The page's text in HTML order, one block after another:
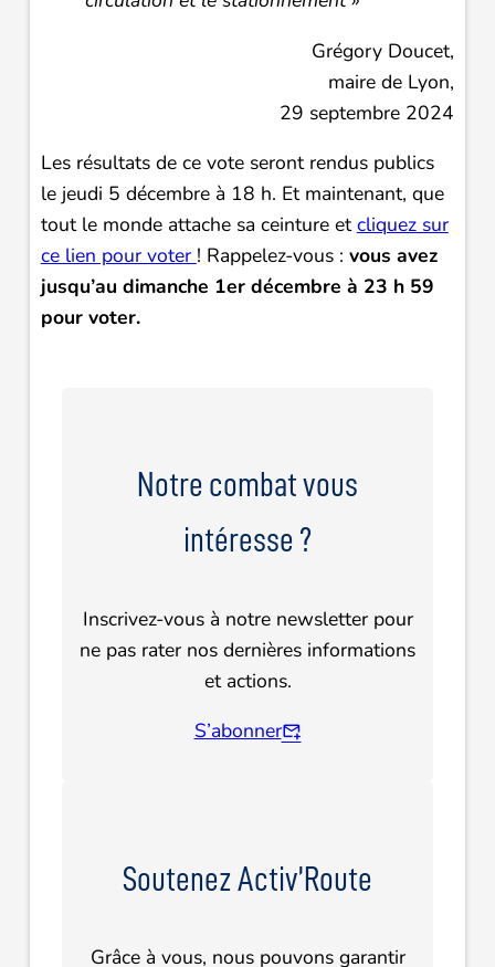
Grégory Doucet,
maire de Lyon,
29 septembre 2024
Les résultats de ce vote seront rendus publics
le jeudi 5 décembre à 18 h. Et maintenant, que
tout le monde attache sa ceinture etcliquez sur
ce lien pour voter ! Rappelez-vous : vous avez
jusqu’au dimanche 1er décembre à 23 h 59
pour voter.
Notre combat vous
intéresse ?
Inscrivez-vous à notre newsletter pour
ne pas rater nos dernières informations
et actions.
S’abonner
Soutenez Activ’Route
Grâce à vous, nous pouvons garantir